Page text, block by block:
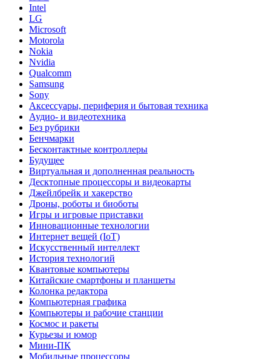
Intel
LG
Microsoft
Motorola
Nokia
Nvidia
Qualcomm
Samsung
Sony
Аксессуары, периферия и бытовая техника
Аудио- и видеотехника
Без рубрики
Бенчмарки
Бесконтактные контроллеры
Будущее
Виртуальная и дополненная реальность
Десктопные процессоры и видеокарты
Джейлбрейк и хакерство
Дроны, роботы и биоботы
Игры и игровые приставки
Инновационные технологии
Интернет вещей (IoT)
Искусственный интеллект
История технологий
Квантовые компьютеры
Китайские смартфоны и планшеты
Колонка редактора
Компьютерная графика
Компьютеры и рабочие станции
Космос и ракеты
Курьезы и юмор
Мини-ПК
Мобильные процессоры